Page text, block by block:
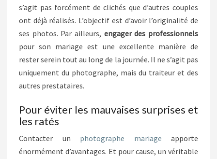
s’agit pas forcément de clichés que d’autres couples
ont déjà réalisés. L’objectif est d’avoir l’originalité de
ses photos. Par ailleurs, engager des professionnels
pour son mariage est une excellente manière de
rester serein tout au long de la journée. Il ne s’agit pas
uniquement du photographe, mais du traiteur et des
autres prestataires.
Pour éviter les mauvaises surprises et
les ratés
Contacter un photographe mariage apporte
énormément d’avantages. Et pour cause, un véritable